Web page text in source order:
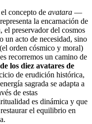
concepto de avatara —
la encarnación de
preservador del cosmos
un acto de necesidad, sino
orden cósmico y moral)
recorremos un camino de
los diez avatares de
de erudición histórica,
sagrada se adapta a
de estas
es dinámica y que
el equilibrio en